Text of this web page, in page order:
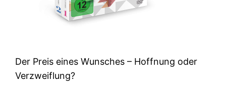
Der Preis eines Wunsches – Hoffnung oder
Verzweiflung?